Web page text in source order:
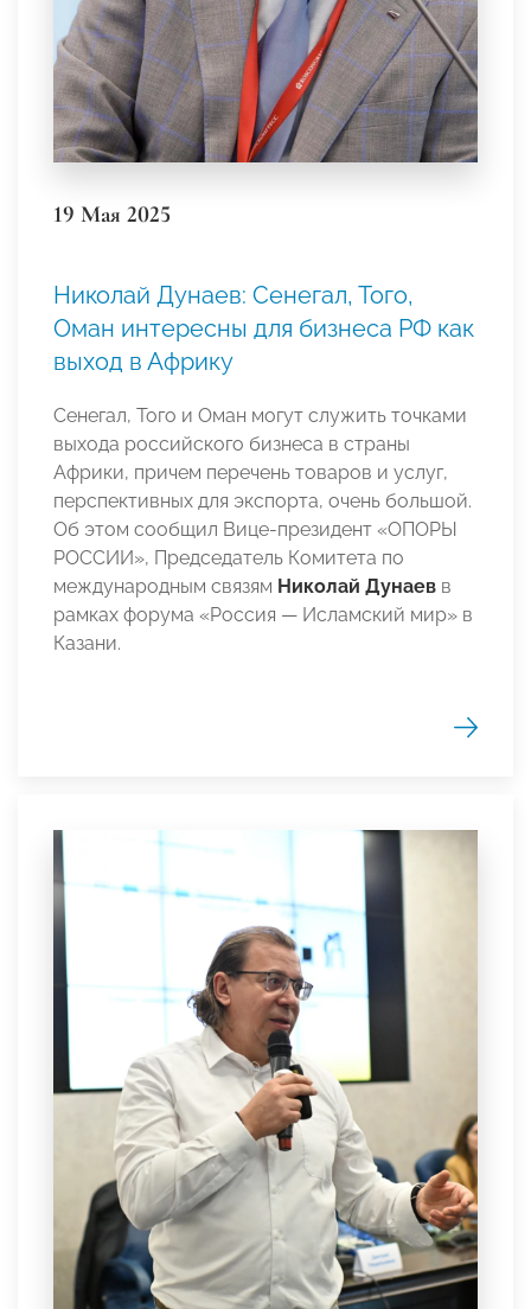
19 Мая 2025
Николай Дунаев: Сенегал, Того,
Оман интересны для бизнеса РФ как
выход в Африку
Сенегал, Того и Оман могут служить точками
выхода российского бизнеса в страны
Африки, причем перечень товаров и услуг,
перспективных для экспорта, очень большой.
Об этом сообщил Вице-президент «ОПОРЫ
РОССИИ», Председатель Комитета по
международным связям Николай Дунаев в
рамках форума «Россия — Исламский мир» в
Казани.